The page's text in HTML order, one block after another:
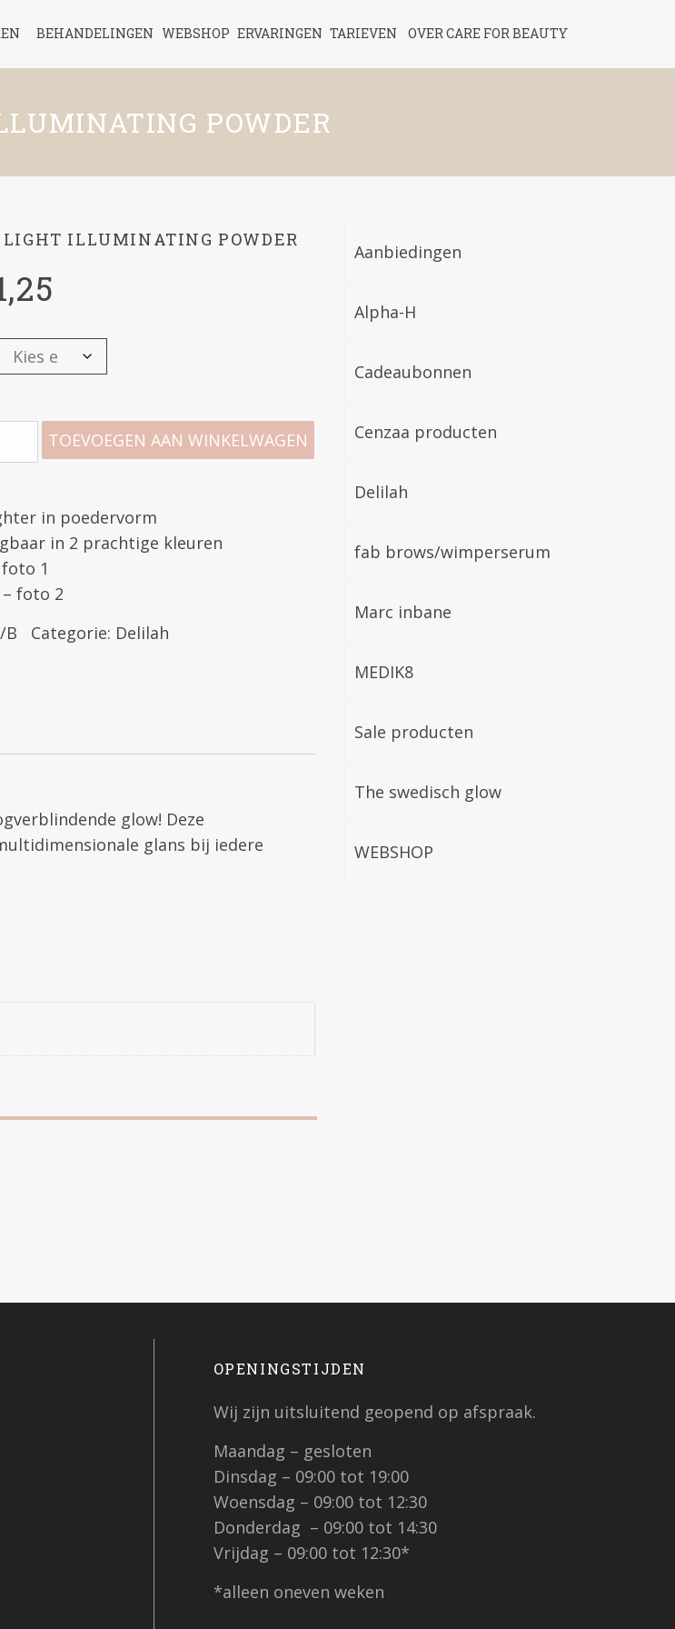
BEHANDELINGEN WEBSHOP ERVARINGEN TARIEVEN OVER CARE FOR BEAUTY
POWDER
LIGHT ILLUMINATING POWDER
TOEVOEGEN AAN WINKELWAGEN
in poedervorm
in 2 prachtige kleuren
1
foto 2
B Categorie: Delilah
glow! Deze
glans bij iedere
Aanbiedingen
Alpha-H
Cadeaubonnen
Cenzaa producten
Delilah
fab brows/wimperserum
Marc inbane
MEDIK8
Sale producten
The swedisch glow
WEBSHOP
OPENINGSTIJDEN
Wij zijn uitsluitend geopend op afspraak.
Maandag – gesloten
Dinsdag – 09:00 tot 19:00
Woensdag – 09:00 tot 12:30
Donderdag – 09:00 tot 14:30
Vrijdag – 09:00 tot 12:30*
*alleen oneven weken